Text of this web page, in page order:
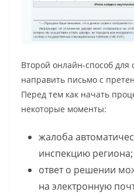
Второй онлайн-способ
направить письмо с
Перед тем как начать
некоторые моменты:
жалоба
инспекцию региона;
ответ о решении
на электронную